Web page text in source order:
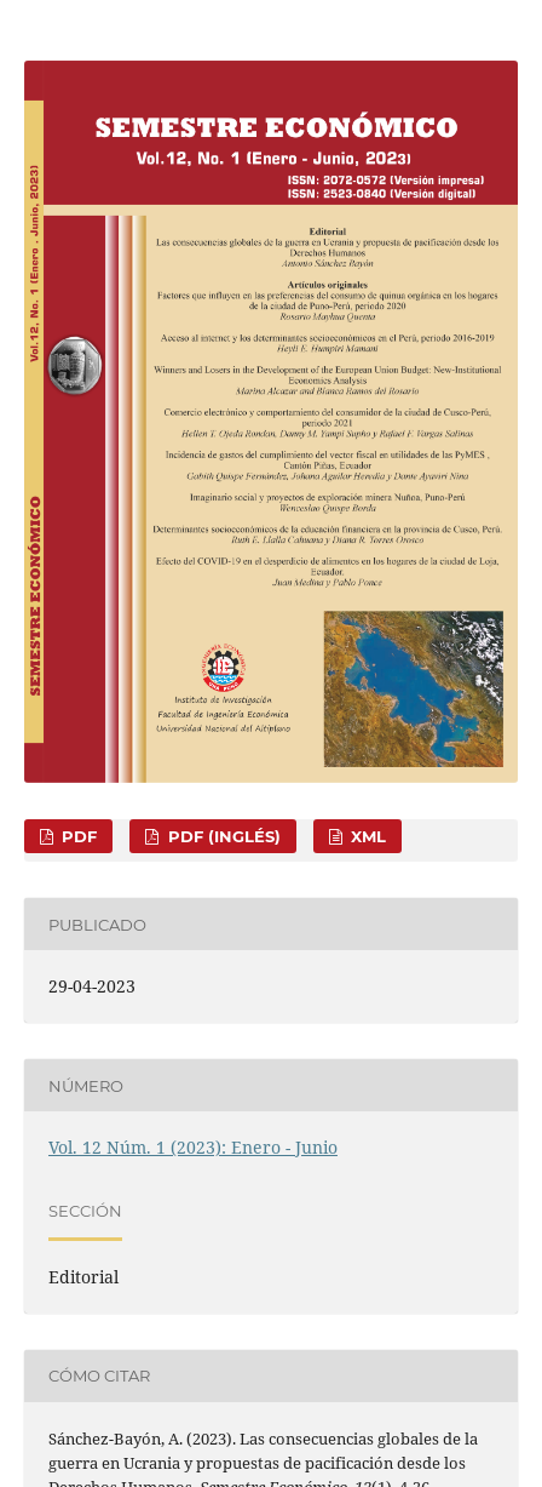
PDF PDF (INGLÉS) XML
PUBLICADO
29-04-2023
NÚMERO
Vol. 12 Núm. 1 (2023): Enero - Junio
SECCIÓN
Editorial
CÓMO CITAR
Sánchez-Bayón, A. (2023). Las consecuencias globales de la
guerra en Ucrania y propuestas de pacificación desde los